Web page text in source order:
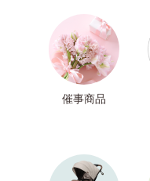
催事商品